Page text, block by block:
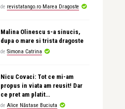
de revistatango.ro Marea Dragoste
Malina Olinescu s-a sinucis,
dupa o mare si trista dragoste
de Simona Catrina
Nicu Covaci: Tot ce mi-am
propus in viata am reusit! Dar
ce pret am platit…
de Alice Năstase Buciuta